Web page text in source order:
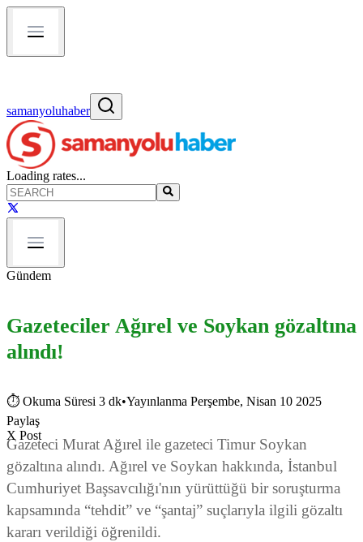
samanyoluhaber
Loading rates...
Gündem
Gazeteciler Ağırel ve Soykan gözaltına
alındı!
⏱ Okuma Süresi 3 dk•Yayınlanma Perşembe, Nisan 10 2025
Paylaş
X Post
Gazeteci Murat Ağırel ile gazeteci Timur Soykan
gözaltına alındı. Ağırel ve Soykan hakkında, İstanbul
Cumhuriyet Başsavcılığı'nın yürüttüğü bir soruşturma
kapsamında “tehdit” ve “şantaj” suçlarıyla ilgili gözaltı
kararı verildiği öğrenildi.